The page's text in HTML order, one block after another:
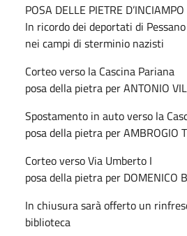
POSA DELLE PIETRE D’INCIAMPO
In ricordo dei deportati di
nei campi di sterminio nazisti
Corteo verso la Cascina Pariana
posa della pietra per ANTONIO
Spostamento in auto verso la
posa della pietra per AMBROGIO
Corteo verso Via Umberto I
posa della pietra per DOMENICO
In chiusura sarà offerto un
biblioteca